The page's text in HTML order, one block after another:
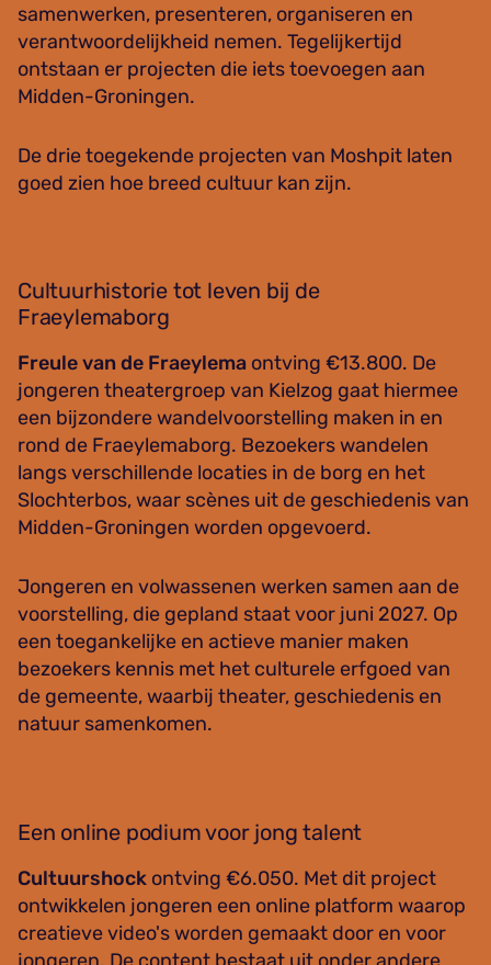
samenwerken, presenteren, organiseren en
verantwoordelijkheid nemen. Tegelijkertijd
ontstaan er projecten die iets toevoegen aan
Midden-Groningen.
De drie toegekende projecten van Moshpit laten
goed zien hoe breed cultuur kan zijn.
Cultuurhistorie tot leven bij de
Fraeylemaborg
Freule van de Fraeylema ontving €13.800. De
jongeren theatergroep van Kielzog gaat hiermee
een bijzondere wandelvoorstelling maken in en
rond de Fraeylemaborg. Bezoekers wandelen
langs verschillende locaties in de borg en het
Slochterbos, waar scènes uit de geschiedenis van
Midden-Groningen worden opgevoerd.
Jongeren en volwassenen werken samen aan de
voorstelling, die gepland staat voor juni 2027. Op
een toegankelijke en actieve manier maken
bezoekers kennis met het culturele erfgoed van
de gemeente, waarbij theater, geschiedenis en
natuur samenkomen.
Een online podium voor jong talent
Cultuurshock ontving €6.050. Met dit project
ontwikkelen jongeren een online platform waarop
creatieve video's worden gemaakt door en voor